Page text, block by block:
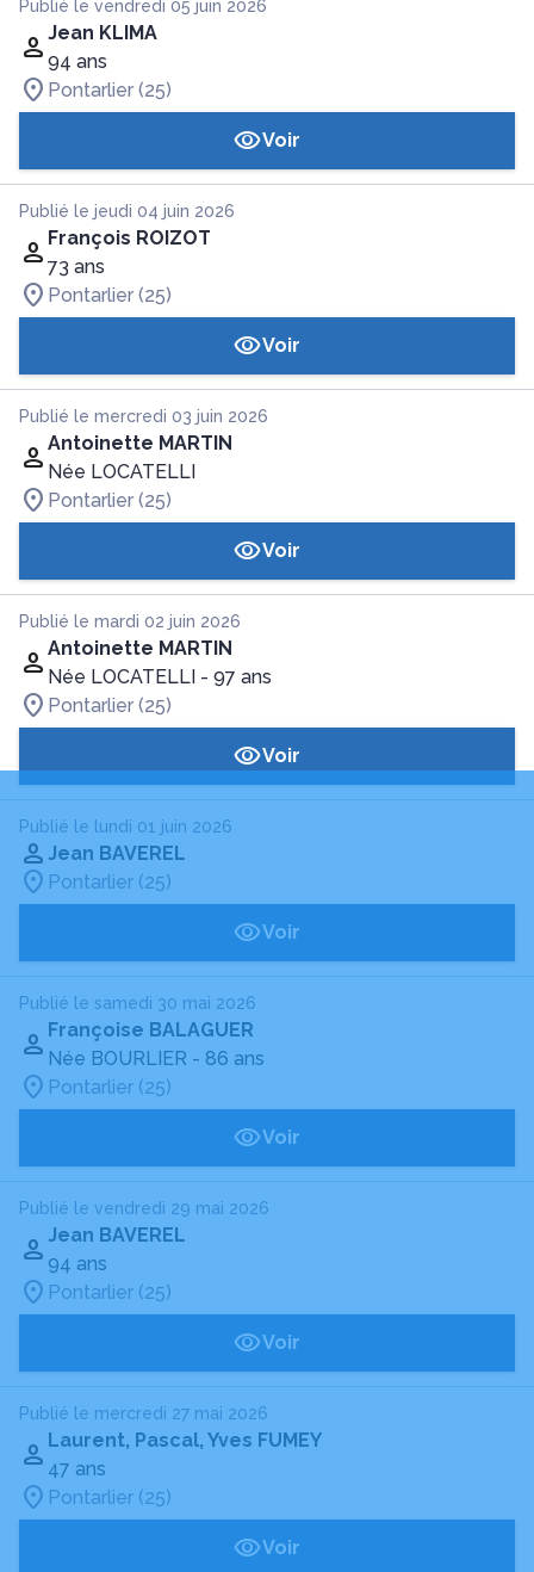
Publié le vendredi 05 juin 2026
Jean KLIMA
94 ans
Pontarlier (25)
Voir
Publié le jeudi 04 juin 2026
François ROIZOT
73 ans
Pontarlier (25)
Voir
Publié le mercredi 03 juin 2026
Antoinette MARTIN
Née LOCATELLI
Pontarlier (25)
Voir
Publié le mardi 02 juin 2026
Antoinette MARTIN
Née LOCATELLI - 97 ans
Pontarlier (25)
Voir
Publié le lundi 01 juin 2026
Jean BAVEREL
Pontarlier (25)
Voir
Publié le samedi 30 mai 2026
Françoise BALAGUER
Née BOURLIER - 86 ans
Pontarlier (25)
Voir
Publié le vendredi 29 mai 2026
Jean BAVEREL
94 ans
Pontarlier (25)
Voir
Publié le mercredi 27 mai 2026
Laurent, Pascal, Yves FUMEY
47 ans
Pontarlier (25)
Voir